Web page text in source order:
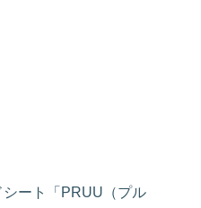
ート「PRUU（プル